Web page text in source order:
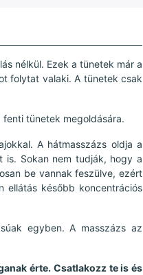
nélkül. Ezek a tünetek már a
folytat valaki. A tünetek csak
tünetek megoldására.
A hátmasszázs oldja a
Sokan nem tudják, hogy a
be vannak feszülve, ezért
ellátás később koncentrációs
egyben. A masszázs az
érte. Csatlakozz te is és